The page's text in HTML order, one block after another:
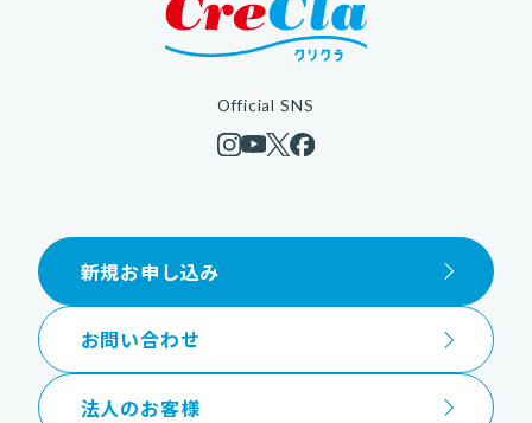
Official SNS
新規お申し込み
お問い合わせ
法人のお客様